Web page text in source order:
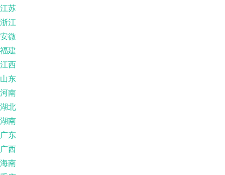
江苏
浙江
安微
福建
江西
山东
河南
湖北
湖南
广东
广西
海南